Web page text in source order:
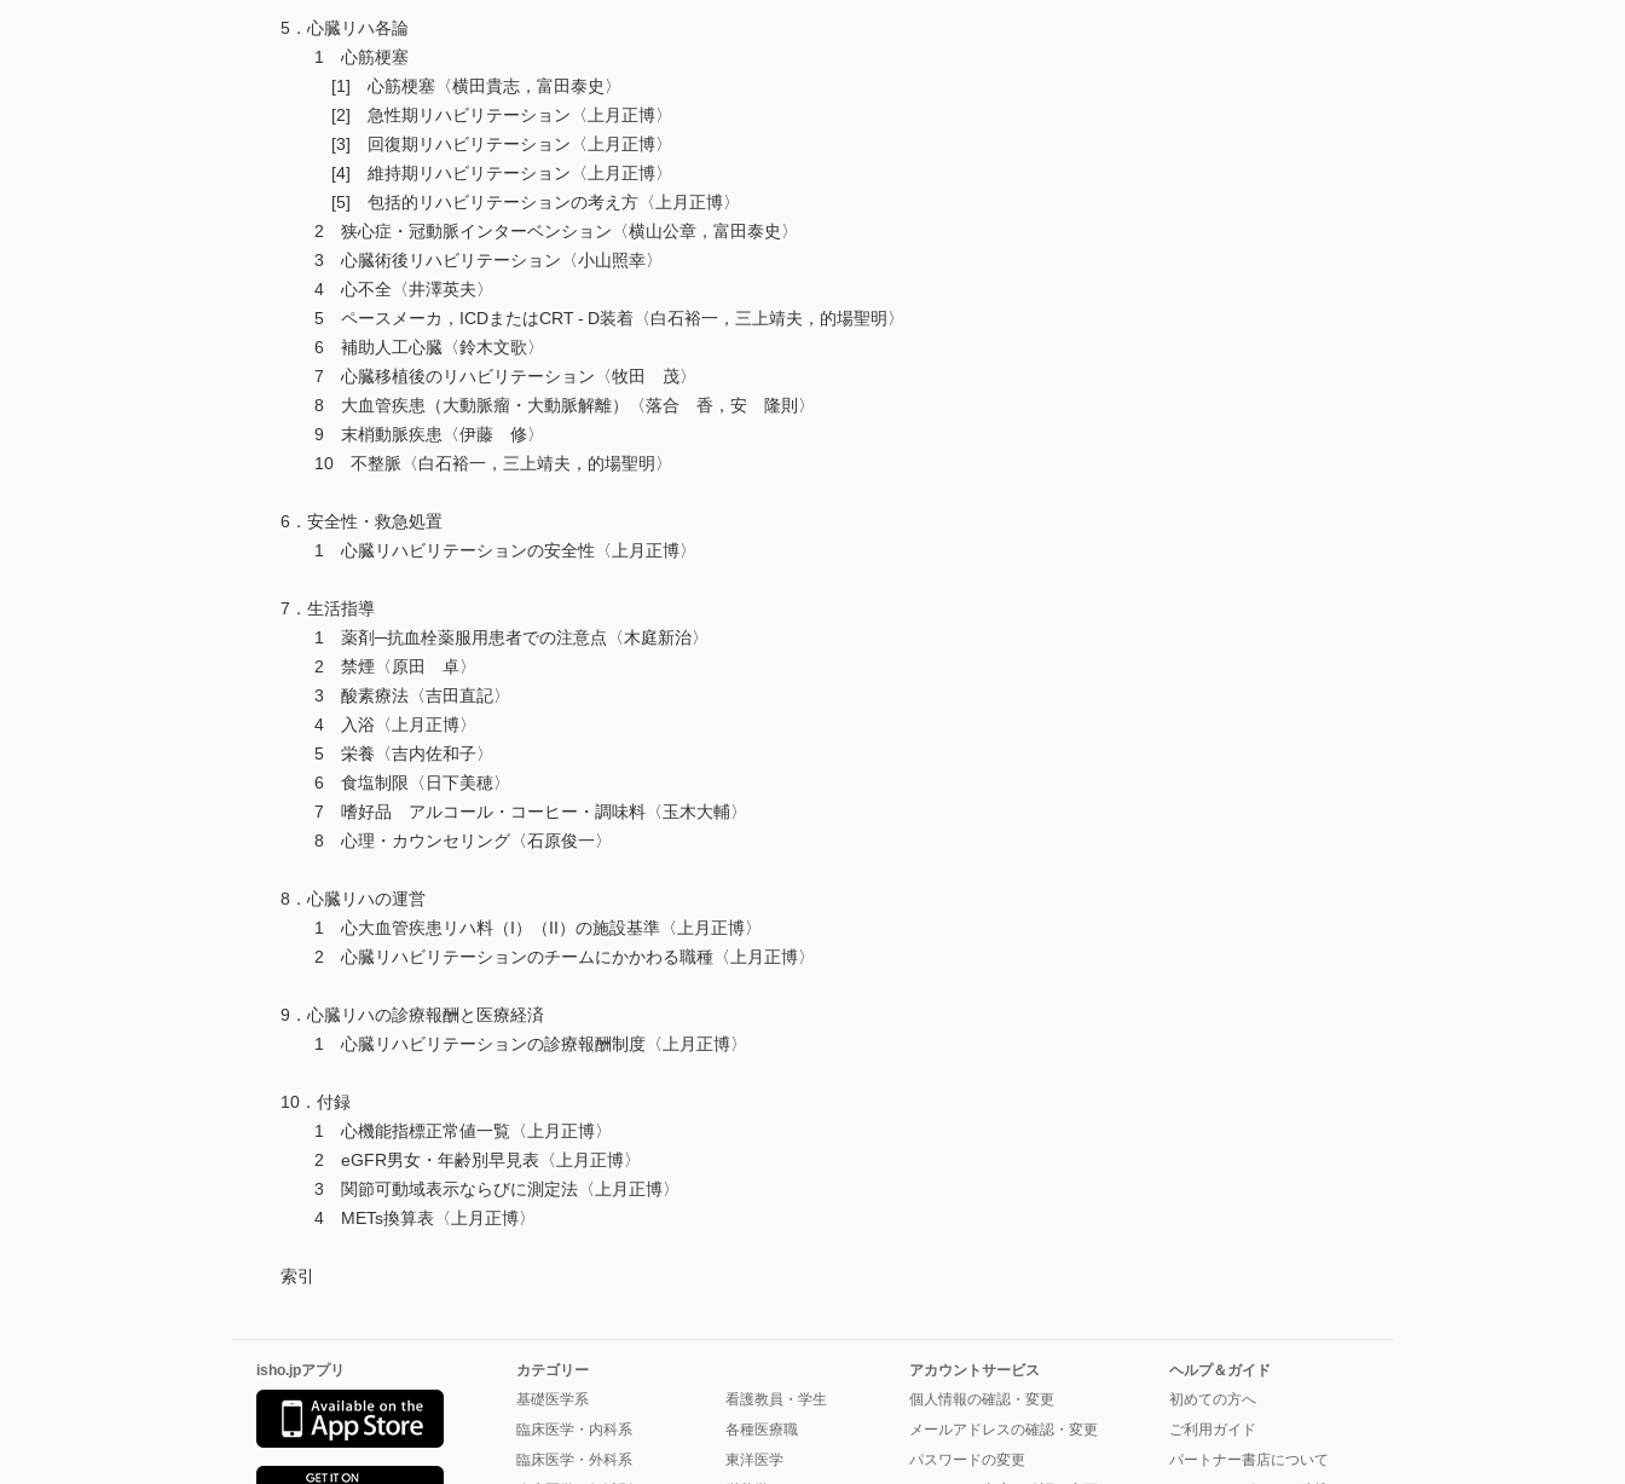
5．心臓リハ各論
1 心筋梗塞
[1] 心筋梗塞〈横田貴志，富田泰史〉
[2] 急性期リハビリテーション〈上月正博〉
[3] 回復期リハビリテーション〈上月正博〉
[4] 維持期リハビリテーション〈上月正博〉
[5] 包括的リハビリテーションの考え方〈上月正博〉
2 狭心症・冠動脈インターベンション〈横山公章，富田泰史〉
3 心臓術後リハビリテーション〈小山照幸〉
4 心不全〈井澤英夫〉
5 ペースメーカ，ICDまたはCRT - D装着〈白石裕一，三上靖夫，的場聖明〉
6 補助人工心臓〈鈴木文歌〉
7 心臓移植後のリハビリテーション〈牧田 茂〉
8 大血管疾患（大動脈瘤・大動脈解離）〈落合 香，安 隆則〉
9 末梢動脈疾患〈伊藤 修〉
10 不整脈〈白石裕一，三上靖夫，的場聖明〉
6．安全性・救急処置
1 心臓リハビリテーションの安全性〈上月正博〉
7．生活指導
1 薬剤─抗血栓薬服用患者での注意点〈木庭新治〉
2 禁煙〈原田 卓〉
3 酸素療法〈吉田直記〉
4 入浴〈上月正博〉
5 栄養〈吉内佐和子〉
6 食塩制限〈日下美穂〉
7 嗜好品 アルコール・コーヒー・調味料〈玉木大輔〉
8 心理・カウンセリング〈石原俊一〉
8．心臓リハの運営
1 心大血管疾患リハ料（I）（II）の施設基準〈上月正博〉
2 心臓リハビリテーションのチームにかかわる職種〈上月正博〉
9．心臓リハの診療報酬と医療経済
1 心臓リハビリテーションの診療報酬制度〈上月正博〉
10．付録
1 心機能指標正常値一覧〈上月正博〉
2 eGFR男女・年齢別早見表〈上月正博〉
3 関節可動域表示ならびに測定法〈上月正博〉
4 METs換算表〈上月正博〉
索引
isho.jpアプリ
カテゴリー
基礎医学系
臨床医学・内科系
臨床医学・外科系
看護教員・学生
各種医療職
東洋医学
アカウントサービス
個人情報の確認・変更
メールアドレスの確認・変更
パスワードの変更
ヘルプ＆ガイド
初めての方へ
ご利用ガイド
パートナー書店について